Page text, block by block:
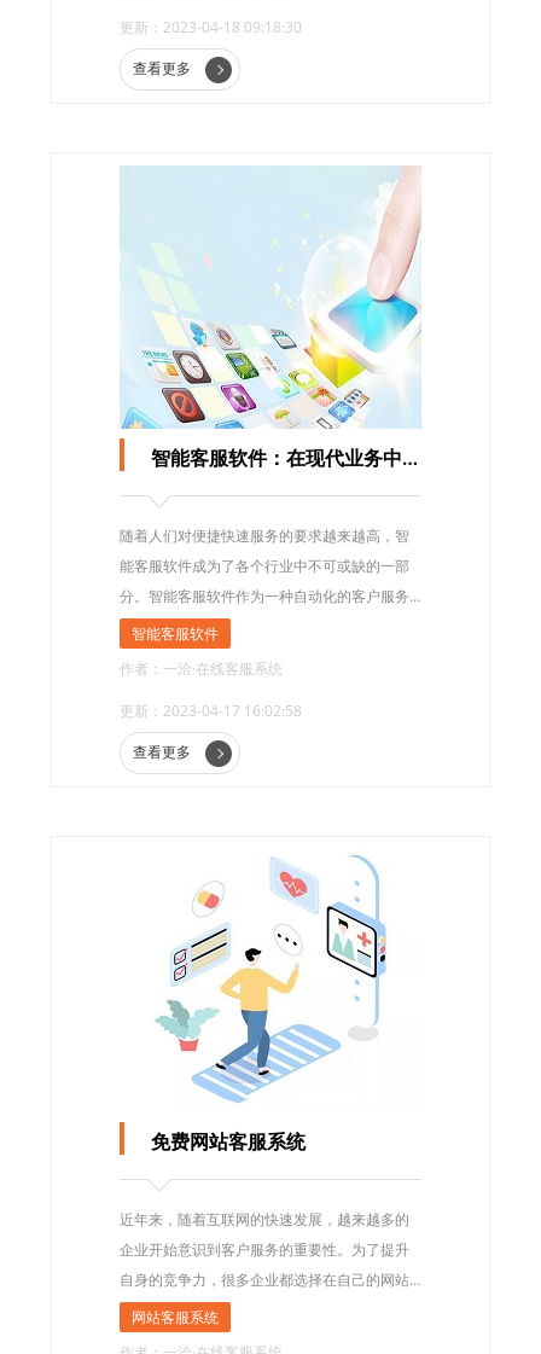
更新：2023-04-18 09:18:30
查看更多
智能客服软件：在现代业务中的应用和发展
随着人们对便捷快速服务的要求越来越高，智
能客服软件成为了各个行业中不可或缺的一部
分。智能客服软件作为一种自动化的客户服务
解决方案，可以在不经常人工干预的情况下，
智能客服软件
作者：一洽·在线客服系统
更新：2023-04-17 16:02:58
查看更多
免费网站客服系统
近年来，随着互联网的快速发展，越来越多的
企业开始意识到客户服务的重要性。为了提升
自身的竞争力，很多企业都选择在自己的网站
上安装免费的客服系统。
网站客服系统